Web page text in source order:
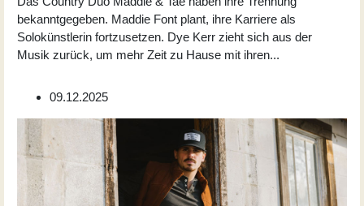
bekanntgegeben. Maddie Font plant, ihre Karriere als
Solokünstlerin fortzusetzen. Dye Kerr zieht sich aus der
Musik zurück, um mehr Zeit zu Hause mit ihren...
09.12.2025